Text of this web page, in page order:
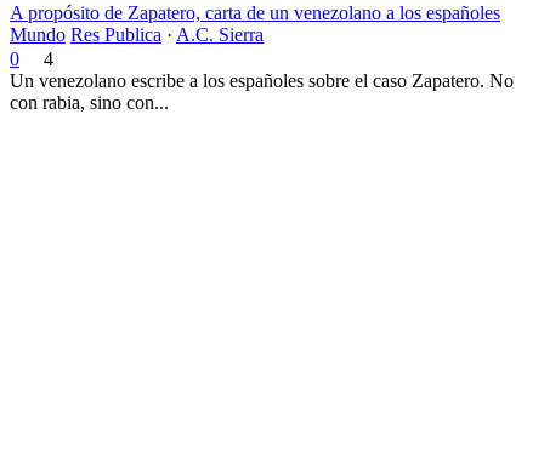
A propósito de Zapatero, carta de un venezolano a los españoles
Mundo Res Publica · A.C. Sierra
0
4
Un venezolano escribe a los españoles sobre el caso Zapatero. No
con rabia, sino con...